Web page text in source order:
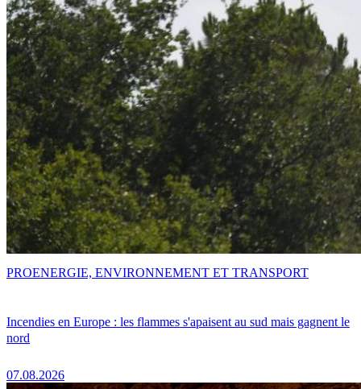
Incendies en Europe : les flammes s'apaisent au sud mais gagnent le
nord
07.08.2026
PROENERGIE, ENVIRONNEMENT ET TRANSPORT